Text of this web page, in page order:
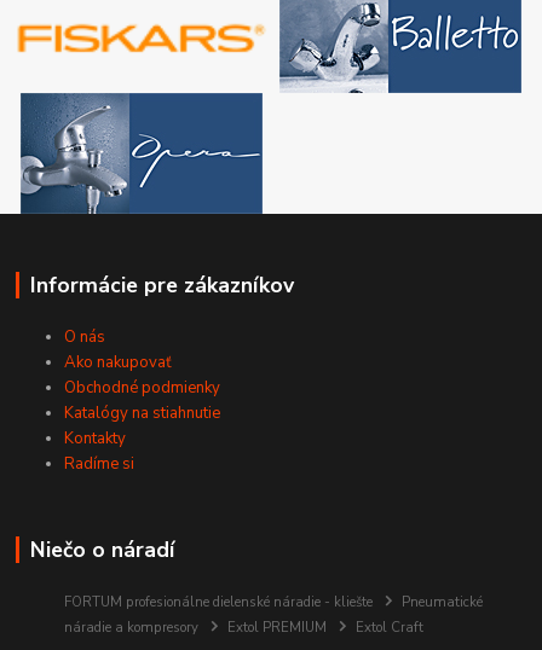
Informácie pre zákazníkov
O nás
Ako nakupovať
Obchodné podmienky
Katalógy na stiahnutie
Kontakty
Radíme si
Niečo o náradí
FORTUM profesionálne dielenské náradie - kliešte
Pneumatické
náradie a kompresory
Extol PREMIUM Extol Craft